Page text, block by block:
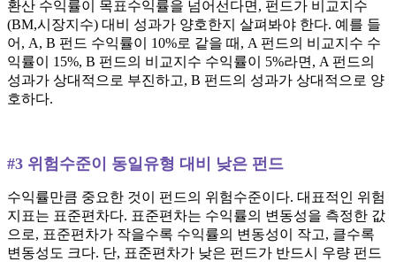
환산 수익률이 목표수익률을 넘어선다면, 펀드가 비교지수
(BM,시장지수) 대비 성과가 양호한지 살펴봐야 한다. 예를 들
어, A, B 펀드 수익률이 10%로 같을 때, A 펀드의 비교지수 수
익률이 15%, B 펀드의 비교지수 수익률이 5%라면, A 펀드의
성과가 상대적으로 부진하고, B 펀드의 성과가 상대적으로 양
호하다.
#3 위험수준이 동일유형 대비 낮은 펀드
수익률만큼 중요한 것이 펀드의 위험수준이다. 대표적인 위험
지표는 표준편차다. 표준편차는 수익률의 변동성을 측정한 값
으로, 표준편차가 작을수록 수익률의 변동성이 작고, 클수록
변동성도 크다. 단, 표준편차가 낮은 펀드가 반드시 우량 펀드